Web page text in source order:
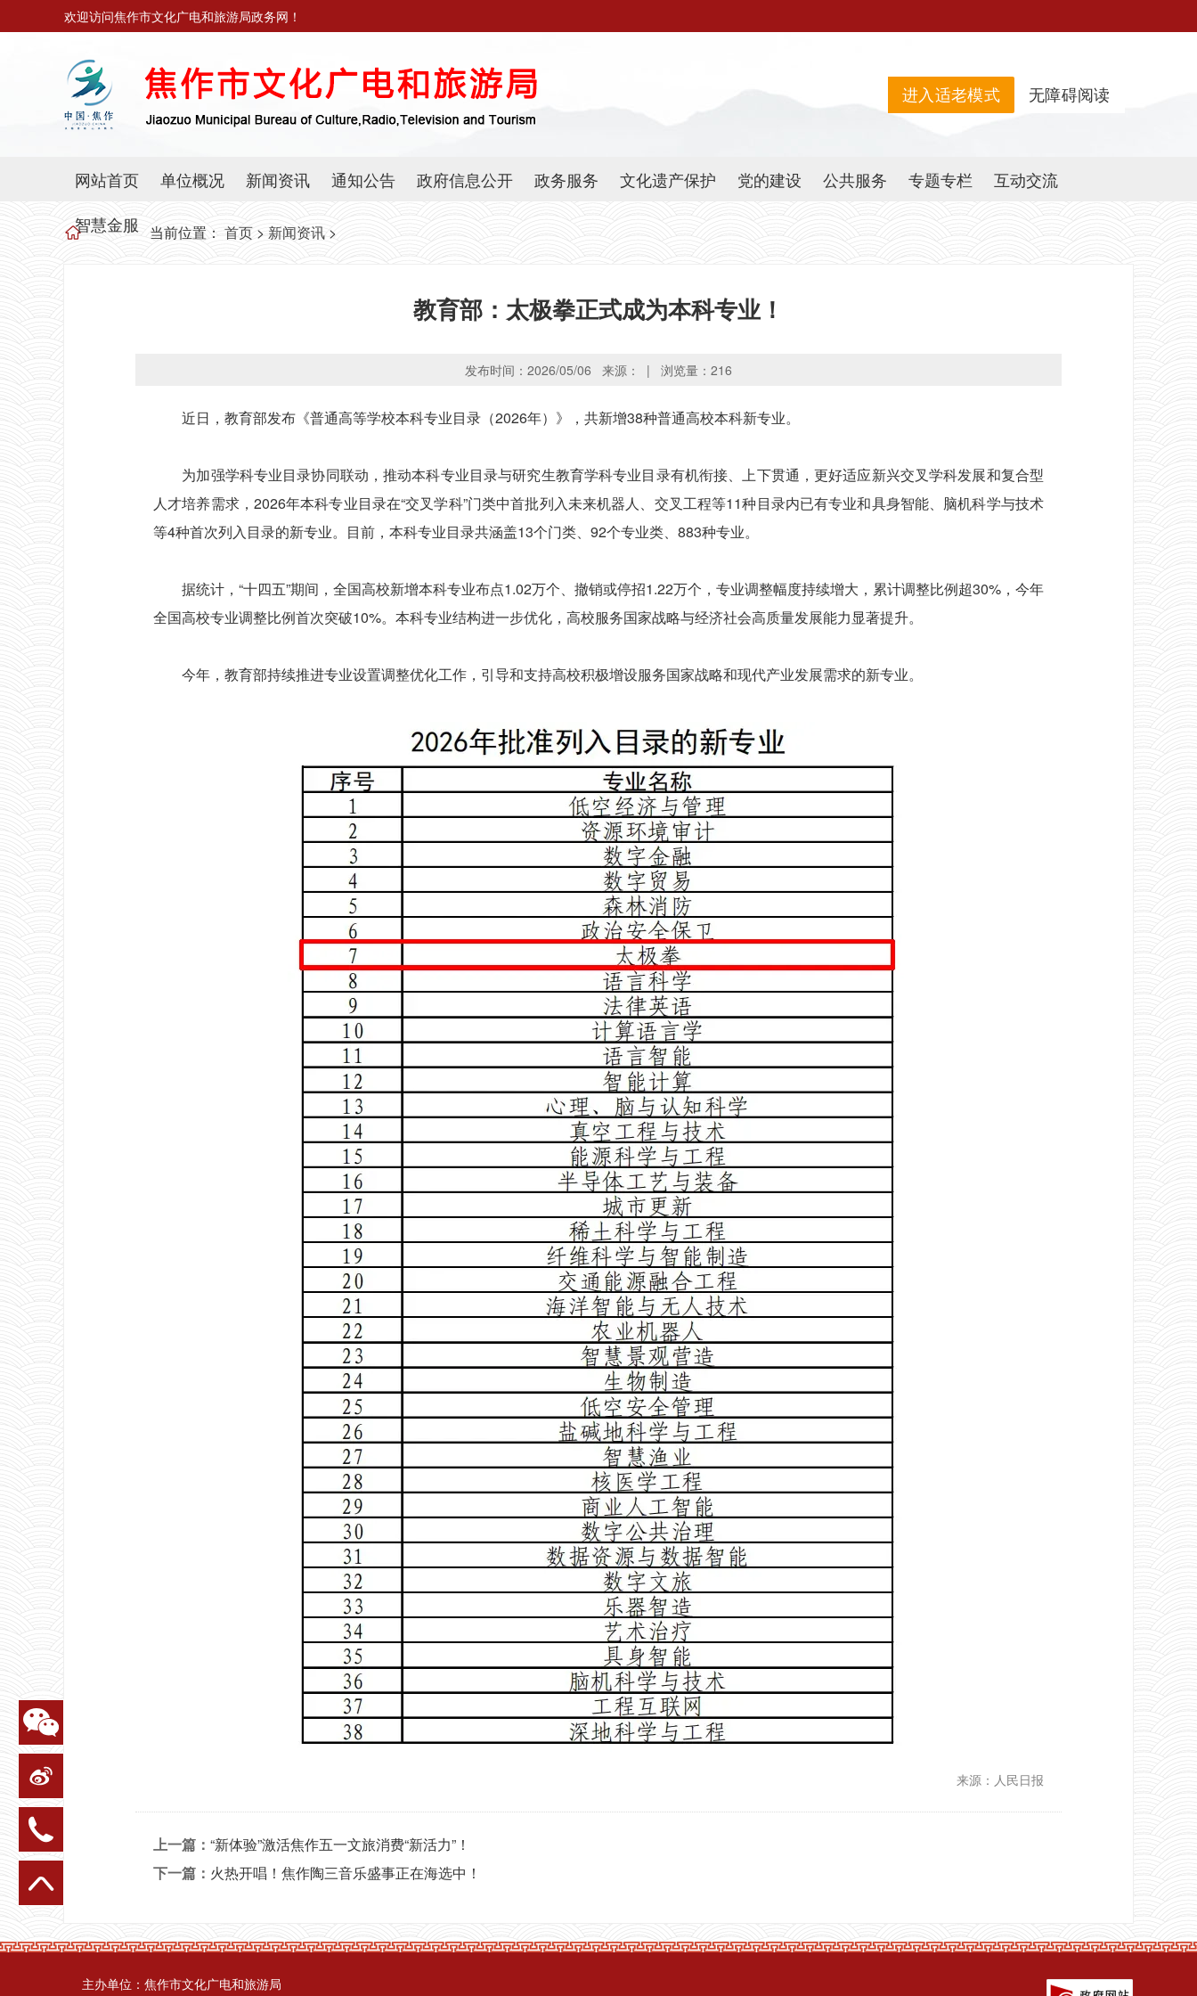
欢迎访问焦作市文化广电和旅游局政务网！
无障碍阅读
进入适老模式
网站首页 单位概况 新闻资讯 通知公告 政府信息公开 政务服务 文化遗产保护 党的建设 公共服务 专题专栏
互动交流
智慧金服
当前位置： 首页 > 新闻资讯>
教育部：太极拳正式成为本科专业！
发布时间：2026/05/06 来源： | 浏览量： 216
近日，教育部发布《普通高等学校本科专业目录（2026年）》，共新增38种普通高校本科新专业。
为加强学科专业目录协同联动，推动本科专业目录与研究生教育学科专业目录有机衔接、上下贯通，更好适应新兴交叉学科发展和复合型
人才培养需求，2026年本科专业目录在“交叉学科”门类中首批列入未来机器人、交叉工程等11种目录内已有专业和具身智能、脑机科学与技术
等4种首次列入目录的新专业。目前，本科专业目录共涵盖13个门类、92个专业类、883种专业。
据统计，“十四五”期间，全国高校新增本科专业布点1.02万个、撤销或停招1.22万个，专业调整幅度持续增大，累计调整比例超30%，今年
全国高校专业调整比例首次突破10%。本科专业结构进一步优化，高校服务国家战略与经济社会高质量发展能力显著提升。
今年，教育部持续推进专业设置调整优化工作，引导和支持高校积极增设服务国家战略和现代产业发展需求的新专业。
来源：人民日报
上一篇： “新体验”激活焦作五一文旅消费“新活力”！
下一篇： 火热开唱！焦作陶三音乐盛事正在海选中！
主办单位：焦作市文化广电和旅游局